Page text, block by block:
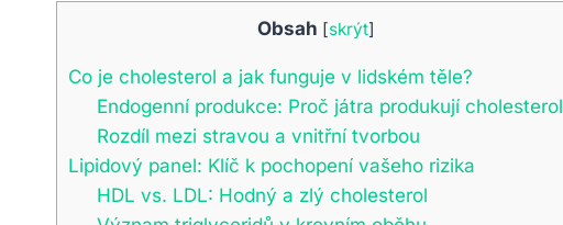
Obsah [skrýt]
Co je cholesterol a jak funguje v lidském těle?
Endogenní produkce: Proč játra produkují cholesterol
Rozdíl mezi stravou a vnitřní tvorbou
Lipidový panel: Klíč k pochopení vašeho rizika
HDL vs. LDL: Hodný a zlý cholesterol